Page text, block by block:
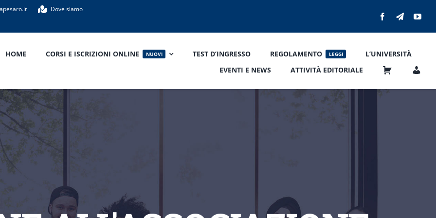
Dove siamo
HOME CORSI E ISCRIZIONI ONLINE NUOVI TEST D’INGRESSO REGOLAMENTO LEGGI
L’UNIVERSITÀ
EVENTI E NEWS
ATTIVITÀ EDITORIALE